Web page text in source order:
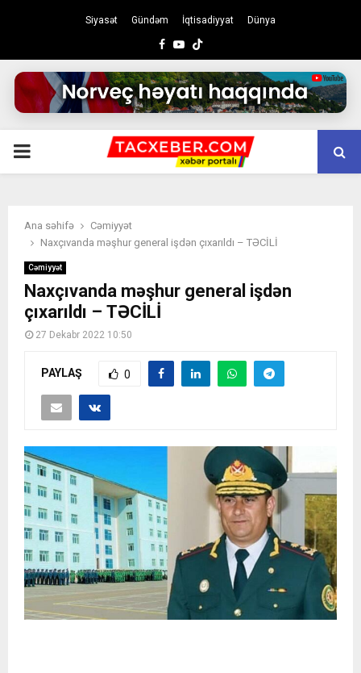
Siyasət Gündəm İqtisadiyyat Dünya
Facebook
Youtube
PRIMARY
Ana səhifə
Cəmiyyət
Naxçıvanda məşhur general işdən çıxarıldı – TƏCİLİ
Cəmiyyət
Naxçıvanda məşhur general işdən
çıxarıldı – TƏCİLİ
27 Dekabr 2022 10:50
PAYLAŞ 0